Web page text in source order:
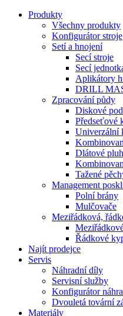
Produkty
Všechny produkty
Konfigurátor stroje
Setí a hnojení
Secí stroje
Secí
Aplikátory
DRILL
Zpracování půdy
Diskové
Předseťové
Univerzální
Dlátové
Tažené
Management
Polní brány
Mulčovače
Meziřádková,
Řádkové
Najít prodejce
Servis
Náhradní díly
Servisní služby
Konfigurátor
Dvouletá tovární
Materiály